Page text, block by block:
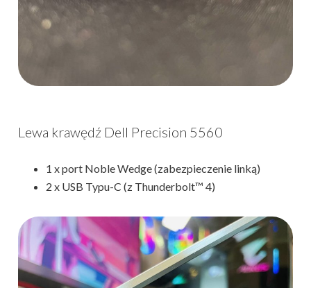
Lewa krawędź Dell Precision 5560
1 x port Noble Wedge (zabezpieczenie linką)
2 x USB Typu-C (z Thunderbolt™ 4)